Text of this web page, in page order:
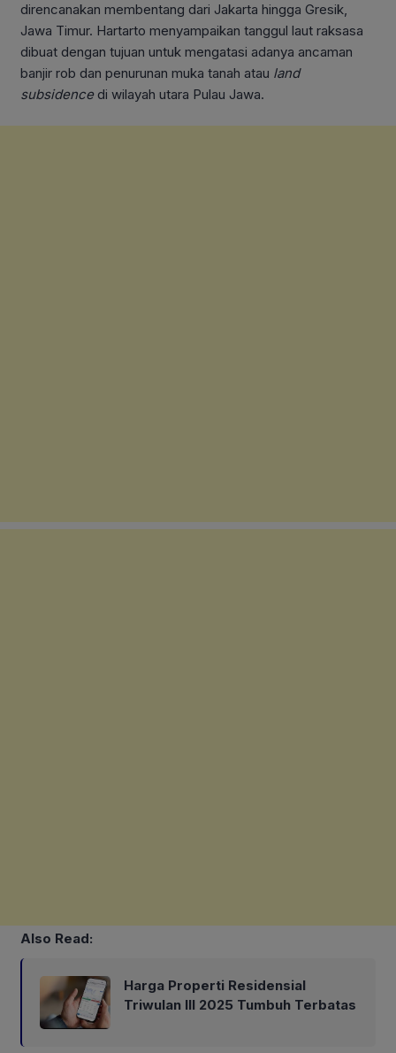
direncanakan membentang dari Jakarta hingga Gresik,
Jawa Timur. Hartarto menyampaikan tanggul laut raksasa
dibuat dengan tujuan untuk mengatasi adanya ancaman
banjir rob dan penurunan muka tanah atau land
subsidencedi wilayah utara Pulau Jawa.
Also Read:
Harga Properti Residensial
Triwulan III 2025 Tumbuh Terbatas